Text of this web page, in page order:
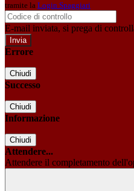
tramite la Login Spaggiari
E-mail inviata, si prega di
Errore
Chiudi
Successo
Chiudi
Informazione
Chiudi
Attendere...
Attendere il completamento